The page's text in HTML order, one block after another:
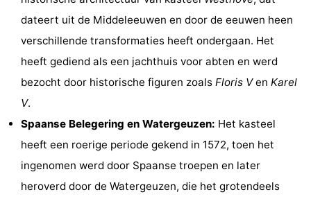
doen
Bezienswaardigheden
Musea
Monumenten
Uitkijkpunten
Attracties
Speeltuinen
dateert uit de Middeleeuwen en door de eeuwen heen
verschillende transformaties heeft ondergaan. Het
heeft gediend als een jachthuis voor abten en werd
bezocht door historische figuren zoals Floris Ven Karel
V.
Spaanse Belegering en Watergeuzen: Het kasteel
heeft een roerige periode gekend in 1572, toen het
ingenomen werd door Spaanse troepen en later
heroverd door de Watergeuzen, die het grotendeels